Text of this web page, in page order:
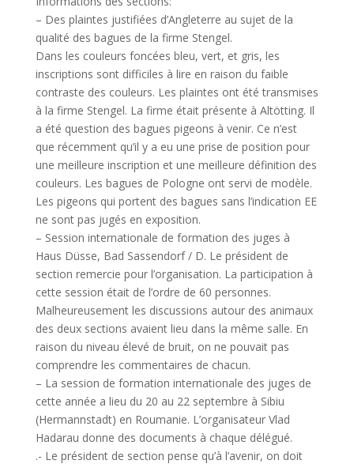
– Des plaintes justifiées d’Angleterre au sujet de la
qualité des bagues de la firme Stengel.
Dans les couleurs foncées bleu, vert, et gris, les
inscriptions sont difficiles à lire en raison du faible
contraste des couleurs. Les plaintes ont été transmises
à la firme Stengel. La firme était présente à Altötting. Il
a été question des bagues pigeons à venir. Ce n’est
que récemment qu’il y a eu une prise de position pour
une meilleure inscription et une meilleure définition des
couleurs. Les bagues de Pologne ont servi de modèle.
Les pigeons qui portent des bagues sans l’indication EE
ne sont pas jugés en exposition.
– Session internationale de formation des juges à
Haus Düsse, Bad Sassendorf / D. Le président de
section remercie pour l’organisation. La participation à
cette session était de l’ordre de 60 personnes.
Malheureusement les discussions autour des animaux
des deux sections avaient lieu dans la même salle. En
raison du niveau élevé de bruit, on ne pouvait pas
comprendre les commentaires de chacun.
– La session de formation internationale des juges de
cette année a lieu du 20 au 22 septembre à Sibiu
(Hermannstadt) en Roumanie. L’organisateur Vlad
Hadarau donne des documents à chaque délégué.
.- Le président de section pense qu’à l’avenir, on doit